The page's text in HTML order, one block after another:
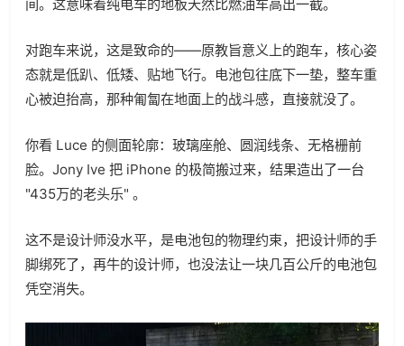
间。这意味着纯电车的地板天然比燃油车高出一截。
对跑车来说，这是致命的——原教旨意义上的跑车，核心姿
态就是低趴、低矮、贴地飞行。电池包往底下一垫，整车重
心被迫抬高，那种匍匐在地面上的战斗感，直接就没了。
你看 Luce 的侧面轮廓：玻璃座舱、圆润线条、无格栅前
脸。Jony Ive 把 iPhone 的极简搬过来，结果造出了一台
"435万的老头乐" 。
这不是设计师没水平，是电池包的物理约束，把设计师的手
脚绑死了，再牛的设计师，也没法让一块几百公斤的电池包
凭空消失。